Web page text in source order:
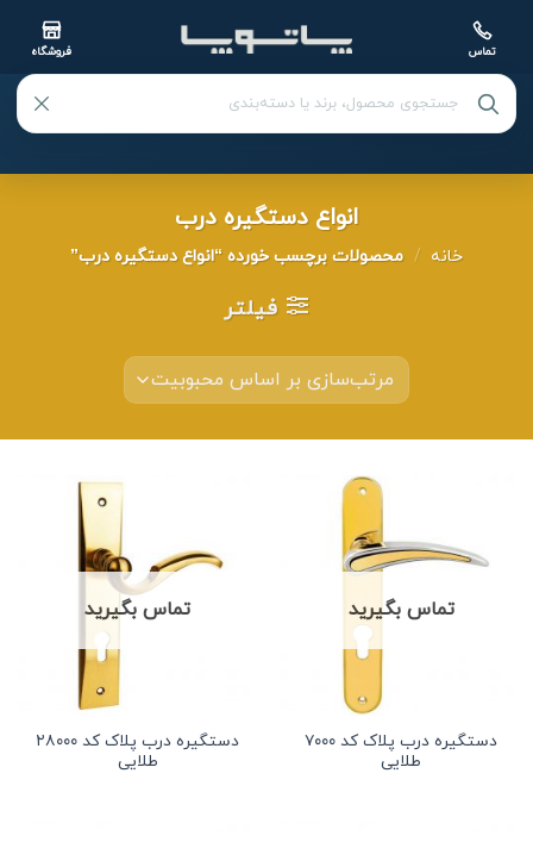
تماس فروشگاه
انواع دستگیره درب
خانه / محصولات برچسب خورده “انواع دستگیره درب”
فیلتر
تماس بگیرید
دستگیره درب پلاک کد ۷۰۰۰
طلایی
تماس بگیرید
دستگیره درب پلاک کد ۲۸۰۰۰
طلایی